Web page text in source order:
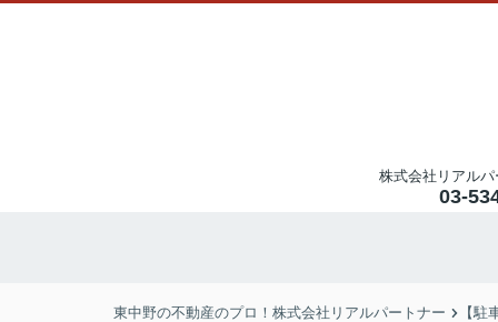
株式会社リアル
03-
東中野の不動産のプロ！株式会社リアルパートナー 【駐